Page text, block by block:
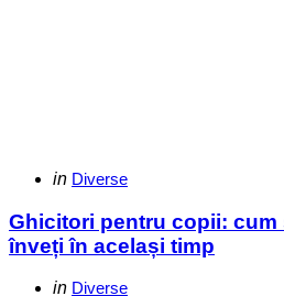
Categories
Posted
in Diverse
Ghicitori pentru copii: cum
înveți în același timp
Categories
Posted
in Diverse